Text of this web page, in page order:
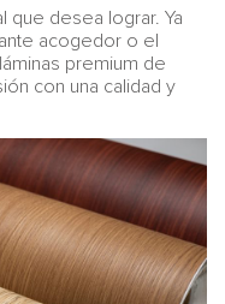
desea lograr. Ya
acogedor o el
premium de
con una calidad y